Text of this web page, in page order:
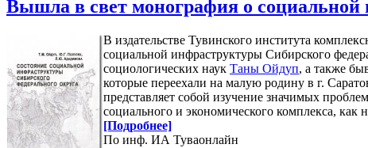
Вышла в свет монография о социальной
В издательстве Тувинского института
социальной инфраструктуры Сибирского
социологических наук Таны Ойдуп, а также
которые переехали на малую родину в г.
представляет собой изучение значимых
социального и экономического комплекса, как
[Подробнее]
По инф. ИА Туваонлайн